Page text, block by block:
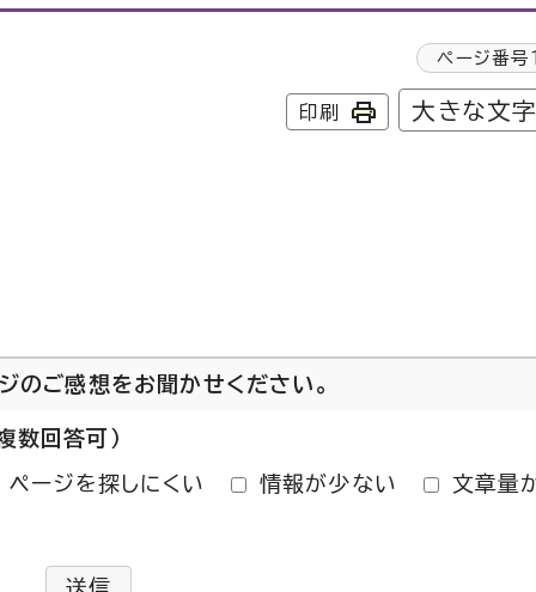
ページ番号
印刷 大きな文
のご感想をお聞かせください。
数回答可）
ページを探しにくい 情報が少ない 文章量
送信